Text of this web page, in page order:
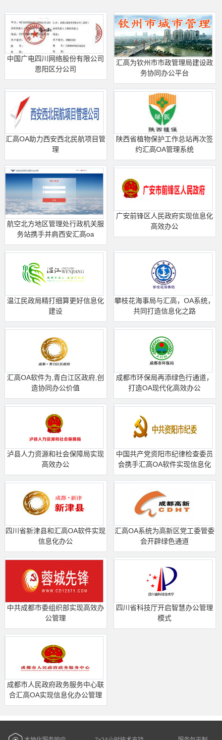
中国广电四川网络股份有限公司
恩阳区分公司
汇高为钦州市市政管理局建设政
务协同办公平台
汇高OA助力西安西北民航项目管
理
陕西省植物保护工作总站再次签
约汇高OA管理系统
航空北方地区管理处行政机关服
务站携手并肩西安汇高oa
广安前锋区人民政府实现信息化
高效办公
温江民政局精打细算更好信息化
建设
攀枝花海事局与汇高，OA系统，
共同打造信息化之路
汇高OA软件为,青白江区政府,创
造协同办公价值
成都市环保局再添绿色行通道，
打造OA现代化高效办公
泸县人力资源和社会保障局实现
高效办公
中国共产党资阳市纪律检查委员
会携手汇高OA软件实现信息化
四川省新津县和汇高OA软件实现
信息化办公
汇高OA系统为高新区党工委管委
会开辟绿色通道
中共成都市委组织部实现高效办
公管理
四川省科技厅开启智慧办公管理
模式
成都市人民政府政务服务中心联
合汇高OA实现信息化办公管理